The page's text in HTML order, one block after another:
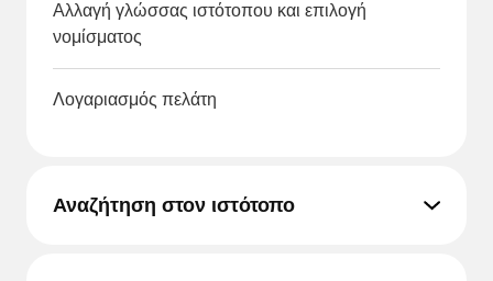
Αλλαγή γλώσσας ιστότοπου και επιλογή
νομίσματος
Λογαριασμός πελάτη
Αναζήτηση στον ιστότοπο